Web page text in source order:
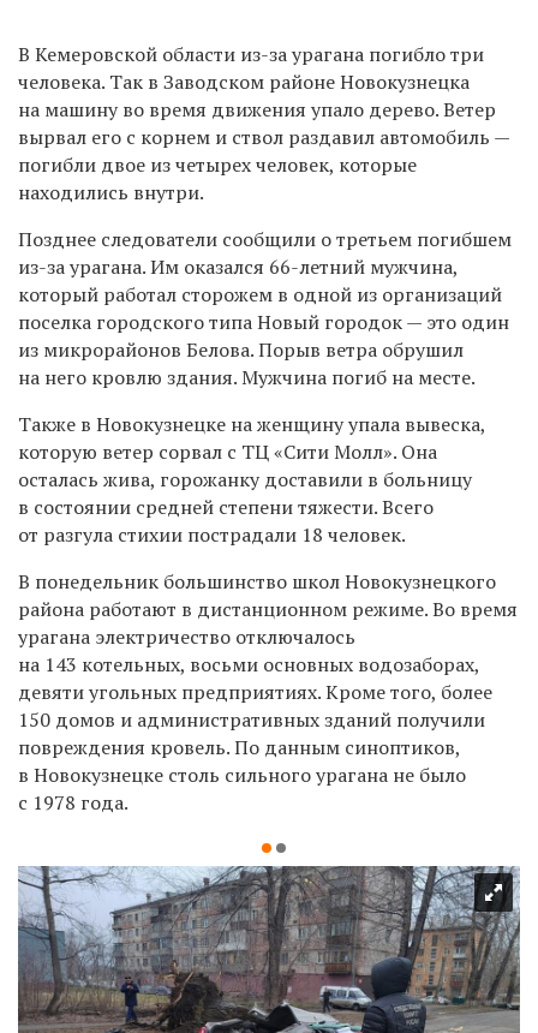
В Кемеровской области из-за урагана погибло три
человека. Так в Заводском районе Новокузнецка
на машину во время движения упало дерево. Ветер
вырвал его с корнем и ствол раздавил автомобиль —
погибли двое из четырех человек, которые
находились внутри.
Позднее следователи сообщили о третьем погибшем
из-за урагана. Им оказался 66-летний мужчина,
который работал сторожем в одной из организаций
поселка городского типа Новый городок — это один
из микрорайонов Белова. Порыв ветра обрушил
на него кровлю здания. Мужчина погиб на месте.
Также в Новокузнецке на женщину упала вывеска,
которую ветер сорвал с ТЦ «Сити Молл». Она
осталась жива, горожанку доставили в больницу
в состоянии средней степени тяжести. Всего
от разгула стихии пострадали 18 человек.
В понедельник большинство школ Новокузнецкого
района работают в дистанционном режиме. Во время
урагана электричество отключалось
на 143 котельных, восьми основных водозаборах,
девяти угольных предприятиях. Кроме того, более
150 домов и административных зданий получили
повреждения кровель. По данным синоптиков,
в Новокузнецке столь сильного урагана не было
с 1978 года.